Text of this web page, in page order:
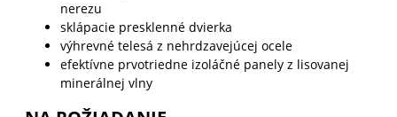
nerezu
sklápacie presklenné dvierka
výhrevné telesá z nehrdzavejúcej ocele
efektívne prvotriedne izoláčné panely z lisovanej
minerálnej vlny